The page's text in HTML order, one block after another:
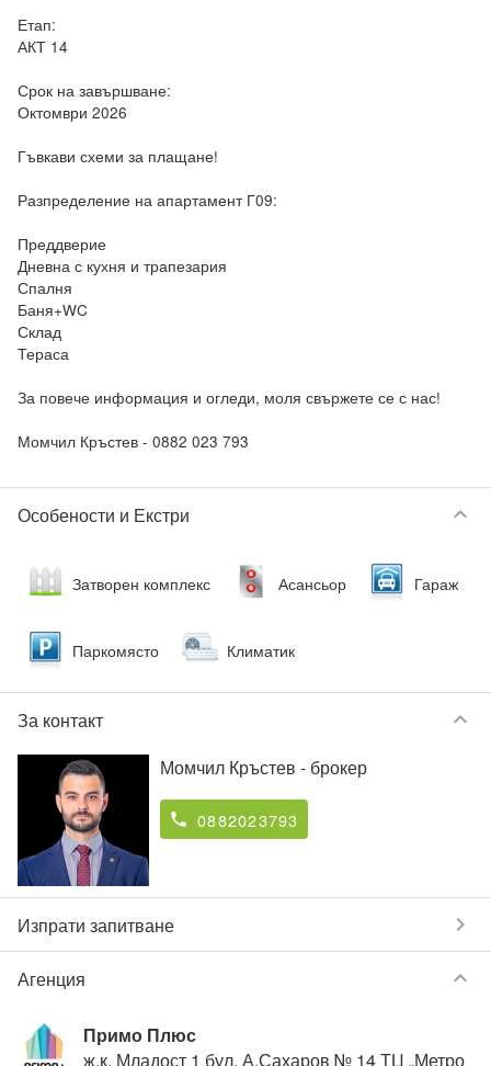
Етап:
АКТ 14
Срок на завършване:
Октомври 2026
Гъвкави схеми за плащане!
Разпределение на апартамент Г09:
Преддверие
Дневна с кухня и трапезария
Спалня
Баня+WC
Склад
Тераса
За повече информация и огледи, моля свържете се с нас!
Особености и Екстри keyboard_arrow_down
Затворен комплекс Асансьор Гараж
Паркомясто Климатик
За контакт keyboard_arrow_down
Момчил Кръстев - брокер
phone 0882023793
Изпрати запитване chevron_right
Агенция keyboard_arrow_down
Примо Плюс
ж.к. Младост 1 бул. А.Сахаров № 14 ТЦ „Метро